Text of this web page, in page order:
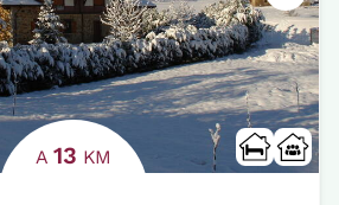
A13 KM